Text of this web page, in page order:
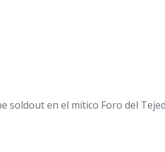
en el mítico Foro del